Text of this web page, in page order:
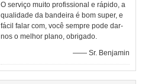
O serviço muito profissional e rápido, a
qualidade da bandeira é bom super, e
fácil falar com, você sempre pode dar-
nos o melhor plano, obrigado.
—— Sr. Benjamin